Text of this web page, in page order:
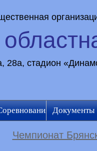
28а, стадион
Документы
Чемпионат